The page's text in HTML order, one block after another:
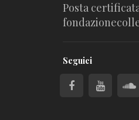
Posta
Seguici